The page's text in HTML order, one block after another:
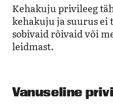
Kehakuju privileeg
kehakuju ja suurus ei
sobivaid rõivaid või
leidmast.
Vanuseline